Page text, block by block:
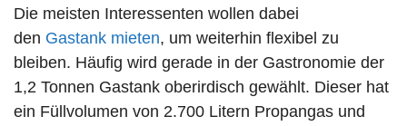
Die meisten Interessenten wollen dabei
den Gastank mieten, um weiterhin flexibel zu
bleiben. Häufig wird gerade in der Gastronomie der
1,2 Tonnen Gastank oberirdisch gewählt. Dieser hat
ein Füllvolumen von 2.700 Litern Propangas und